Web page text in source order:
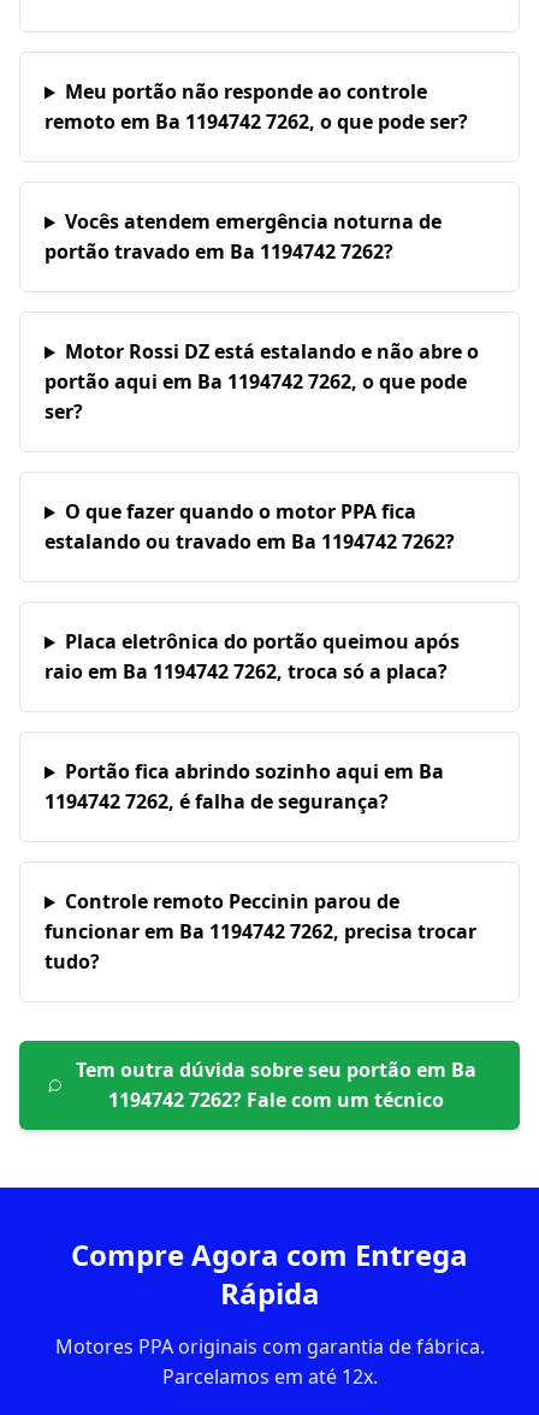
Meu portão não responde ao controle
remoto em Ba 1194742 7262, o que pode ser?
Vocês atendem emergência noturna de
portão travado em Ba 1194742 7262?
Motor Rossi DZ está estalando e não abre o
portão aqui em Ba 1194742 7262, o que pode
ser?
O que fazer quando o motor PPA fica
estalando ou travado em Ba 1194742 7262?
Placa eletrônica do portão queimou após
raio em Ba 1194742 7262, troca só a placa?
Portão fica abrindo sozinho aqui em Ba
1194742 7262, é falha de segurança?
Controle remoto Peccinin parou de
funcionar em Ba 1194742 7262, precisa trocar
tudo?
Tem outra dúvida sobre seu portão em Ba
1194742 7262? Fale com um técnico
Compre Agora com Entrega
Rápida
Motores PPA originais com garantia de fábrica.
Parcelamos em até 12x.